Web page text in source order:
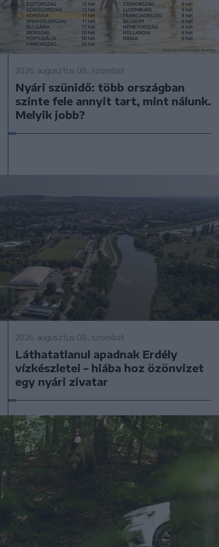
2026. augusztus 08., szombat
Nyári szünidő: több országban
szinte fele annyit tart, mint nálunk.
Melyik jobb?
2026. augusztus 08., szombat
Láthatatlanul apadnak Erdély
vízkészletei – hiába hoz özönvizet
egy nyári zivatar